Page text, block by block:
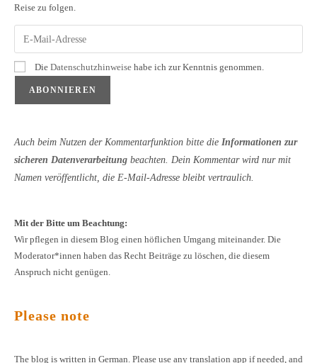
Reise zu folgen.
Die Datenschutzhinweise habe ich zur Kenntnis genommen.
Auch beim Nutzen der Kommentarfunktion bitte die Informationen zur
sicheren Datenverarbeitung beachten. Dein Kommentar wird nur mit
Namen veröffentlicht, die E-Mail-Adresse bleibt vertraulich.
Mit der Bitte um Beachtung:
Wir pflegen in diesem Blog einen höflichen Umgang miteinander. Die
Moderator*innen haben das Recht Beiträge zu löschen, die diesem
Anspruch nicht genügen.
Please note
The blog is written in German. Please use any translation app if needed, and